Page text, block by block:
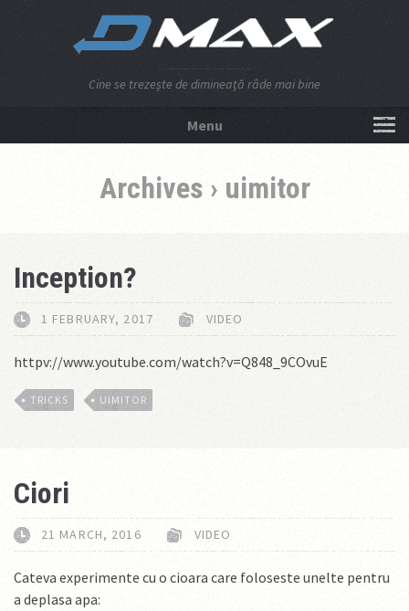
Cine se trezeşte de dimineaţă râde mai bine
Menu
Archives › uimitor
Inception?
1 FEBRUARY, 2017 VIDEO
httpv://www.youtube.com/watch?v=Q848_9COvuE
TRICKS UIMITOR
Ciori
21 MARCH, 2016 VIDEO
Cateva experimente cu o cioara care foloseste unelte pentru
a deplasa apa: